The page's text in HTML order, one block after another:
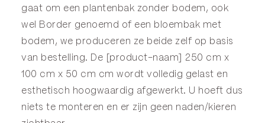
gaat om een plantenbak zonder bodem, ook
wel
Border genoemd of een bloembak met
bodem, we produceren ze beide zelf op basis
van bestelling. De [product-naam] 250 cm x
100 cm x 50 cm cm wordt volledig gelast en
esthetisch hoogwaardig afgewerkt. U hoeft dus
niets te monteren en er zijn geen naden/kieren